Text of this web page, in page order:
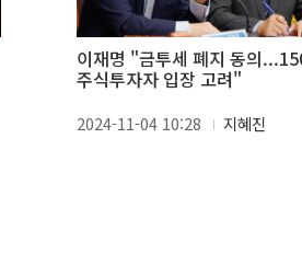
이재명 "금투세 폐지 동의
주식투자자 입장 고려"
2024-11-04 10:28 지혜진